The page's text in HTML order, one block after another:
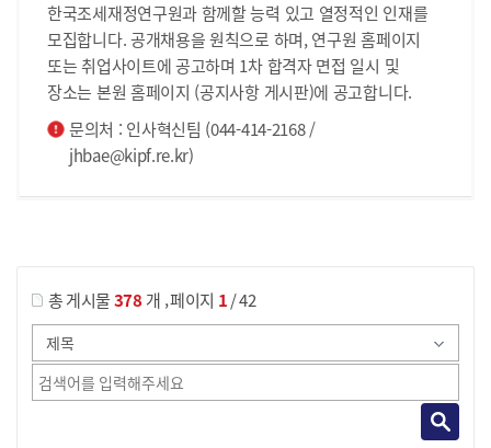
한국조세재정연구원과 함께할 능력 있고 열정적인 인재를
모집합니다. 공개채용을 원칙으로 하며, 연구원 홈페이지
또는 취업사이트에 공고하며 1차 합격자 면접 일시 및
장소는 본원 홈페이지 (공지사항 게시판)에 공고합니다.
문의처 : 인사혁신팀 (044-414-2168 /
jhbae@kipf.re.kr)
총 게시물378 개 ,페이지 1/ 42